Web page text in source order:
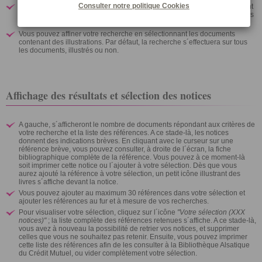
Vous pouvez affiner votre recherche en sélectionnant le type de document
(livre, article, brochure...). Par défaut, la recherche s´effectuera sur tous les
Vous pouvez affiner votre recherche en sélectionnant les documents
contenant des illustrations. Par défaut, la recherche s´effectuera sur tous
les documents, illustrés ou non.
Affichage des résultats et sélection des notices
A gauche, s´afficheront le nombre de documents répondant aux critères de
votre recherche et la liste des références. A ce stade-là, les notices
donnent des indications brèves. En cliquant avec le curseur sur une
référence brève, vous pouvez consulter, à droite de l´écran, la fiche
bibliographique complète de la référence. Vous pouvez à ce moment-là
soit imprimer cette notice ou l´ajouter à votre sélection. Dès que vous
aurez ajouté la référence à votre sélection, un petit icône illustrant des
livres s´affiche devant la notice.
Vous pouvez ajouter au maximum 30 références dans votre sélection et
ajouter les références au fur et à mesure de vos recherches.
Pour visualiser votre sélection, cliquez sur l´icône "Votre sélection (XXX
notices)"; la liste complète des références retenues s´affiche. A ce stade-là,
vous avez à nouveau la possibilité de retrier vos notices, et supprimer
celles que vous ne souhaitez pas retenir. Ensuite, vous pouvez imprimer
cette liste des références afin de les consulter à la Bibliothèque Alsatique
du Crédit Mutuel, ou vider complètement votre sélection.
Consulter notre politique Cookies